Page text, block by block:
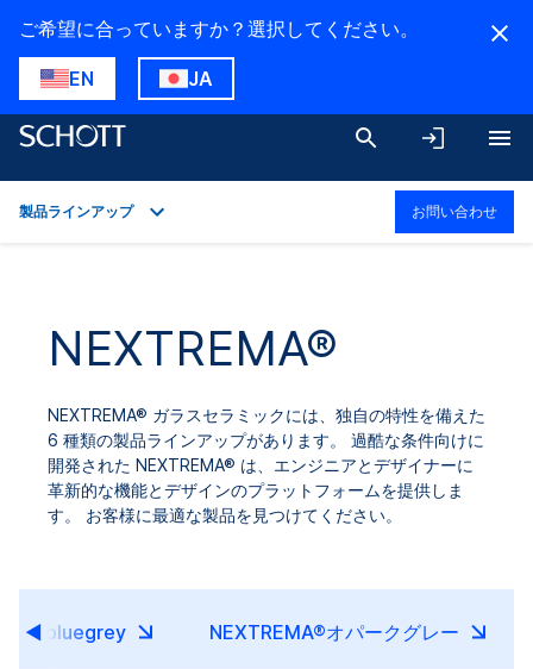
ご希望に合っていますか？選択してください。
EN JA
技術的詳細
ダウンロード
製品ラインアップ お問い合わせ
NEXTREMA®
NEXTREMA® ガラスセラミックには、独自の特性を備えた
6 種類の製品ラインアップがあります。 過酷な条件向けに
開発された NEXTREMA® は、エンジニアとデザイナーに
革新的な機能とデザインのプラットフォームを提供しま
す。 お客様に最適な製品を見つけてください。
bluegrey NEXTREMA®オパークグレー